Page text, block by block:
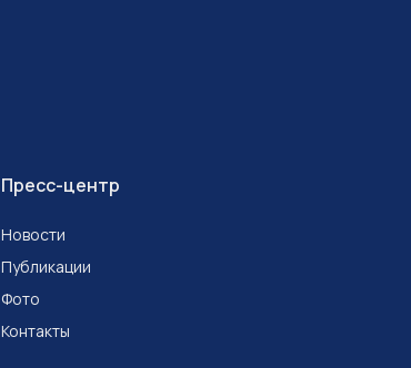
Пресс-центр
Новости
Публикации
Фото
Контакты